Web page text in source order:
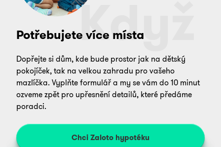
Potřebujete více místa
Když
Dopřejte si dům, kde bude prostor jak na dětský
pokojíček, tak na velkou zahradu pro vašeho
mazlíčka. Vyplňte formulář a my se vám do 10 minut
ozveme zpět pro upřesnění detailů, které předáme
poradci.
Chci Zaloto hypotéku